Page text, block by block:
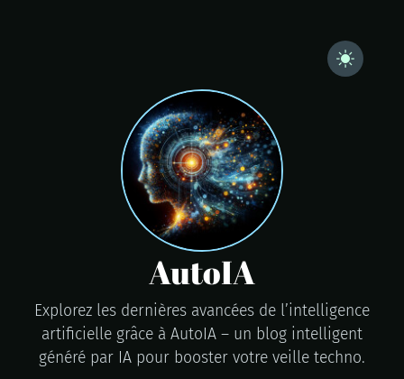
AutoIA
Explorez les dernières avancées de l’intelligence
artificielle grâce à AutoIA – un blog intelligent
généré par IA pour booster votre veille techno.